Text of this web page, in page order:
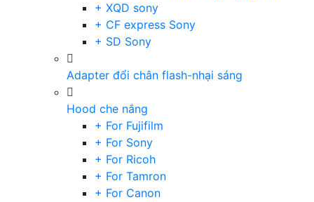
+ XQD sony
+ CF express Sony
+ SD Sony
Adapter đổi chân flash-nhại sáng
Hood che nắng
+ For Fujifilm
+ For Sony
+ For Ricoh
+ For Tamron
+ For Canon